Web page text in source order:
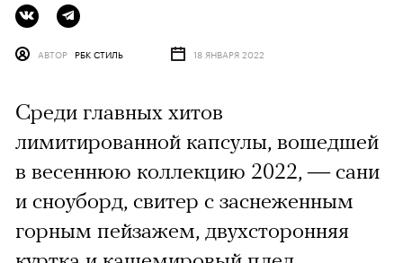
АВТОР РБК СТИЛЬ 18 ЯНВАРЯ 2022
Среди главных хитов
лимитированной капсулы, вошедшей
в весеннюю коллекцию 2022, — сани
и сноуборд, свитер с заснеженным
горным пейзажем, двухсторонняя